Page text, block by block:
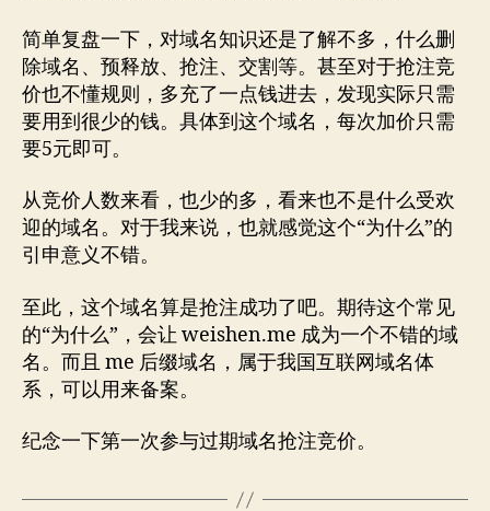
简单复盘一下，对域名知识还是了解不多，什么删
除域名、预释放、抢注、交割等。甚至对于抢注竞
价也不懂规则，多充了一点钱进去，发现实际只需
要用到很少的钱。具体到这个域名，每次加价只需
要5元即可。
从竞价人数来看，也少的多，看来也不是什么受欢
迎的域名。对于我来说，也就感觉这个“为什么”的
引申意义不错。
至此，这个域名算是抢注成功了吧。期待这个常见
的“为什么”，会让 weishen.me 成为一个不错的域
名。而且 me 后缀域名，属于我国互联网域名体
系，可以用来备案。
纪念一下第一次参与过期域名抢注竞价。